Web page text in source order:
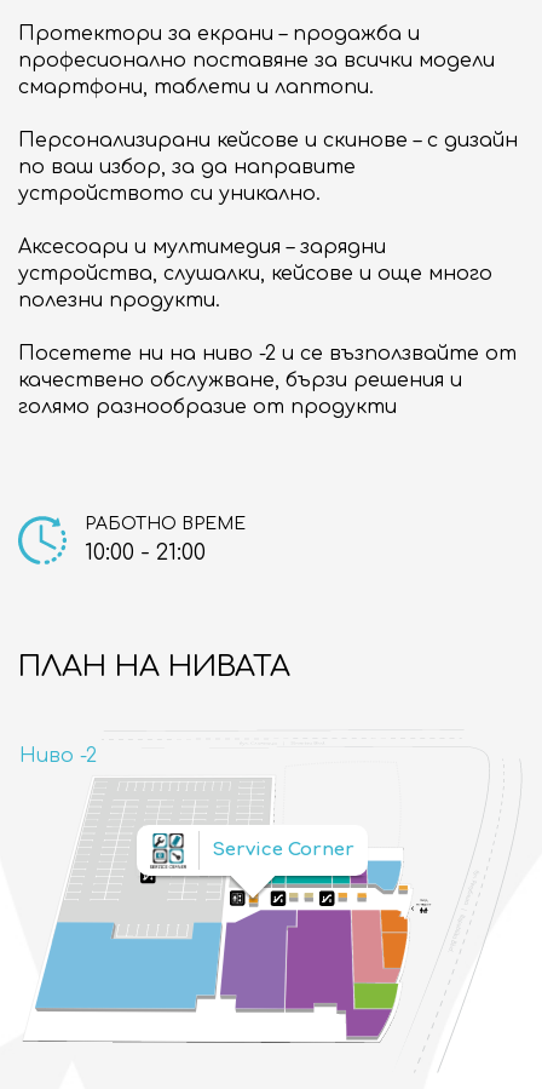
РАБОТНО ВРЕМЕ
10:00 - 21:00
Протектори за екрани – продажба и
професионално поставяне за всички модели
смартфони, таблети и лаптопи.
Персонализирани кейсове и скинове – с дизайн
по ваш избор, за да направите
устройството си уникално.
Аксесоари и мултимедия – зарядни
устройства, слушалки, кейсове и още много
полезни продукти.
Посетете ни на ниво -2 и се възползвайте от
качествено обслужване, бързи решения и
голямо разнообразие от продукти
ПЛАН НА НИВАТА
Ниво -2
За нас
Контакт
Service Corner